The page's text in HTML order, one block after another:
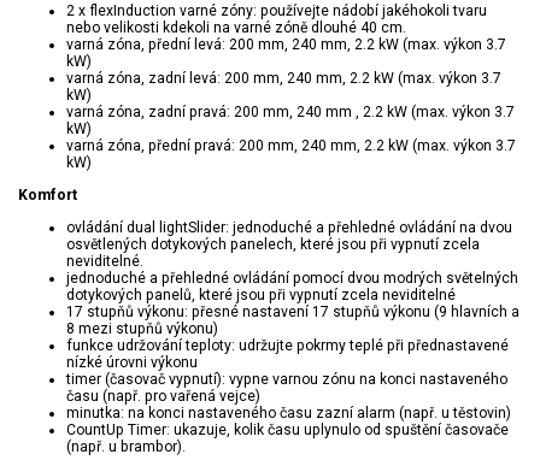
2 x flexInduction varné zóny: používejte nádobí jakéhokoli tvaru
nebo velikosti kdekoli na varné zóně dlouhé 40 cm.
varná zóna, přední levá: 200 mm, 240 mm, 2.2 kW (max. výkon 3.7
kW)
varná zóna, zadní levá: 200 mm, 240 mm, 2.2 kW (max. výkon 3.7
kW)
varná zóna, zadní pravá: 200 mm, 240 mm , 2.2 kW (max. výkon 3.7
kW)
varná zóna, přední pravá: 200 mm, 240 mm, 2.2 kW (max. výkon 3.7
kW)
Komfort
ovládání dual lightSlider: jednoduché a přehledné ovládání na dvou
osvětlených dotykových panelech, které jsou při vypnutí zcela
neviditelné.
jednoduché a přehledné ovládání pomocí dvou modrých světelných
dotykových panelů, které jsou při vypnutí zcela neviditelné
17 stupňů výkonu: přesné nastavení 17 stupňů výkonu (9 hlavních a
8 mezi stupňů výkonu)
funkce udržování teploty: udržujte pokrmy teplé při přednastavené
nízké úrovni výkonu
timer (časovač vypnutí): vypne varnou zónu na konci nastaveného
času (např. pro vařená vejce)
minutka: na konci nastaveného času zazní alarm (např. u těstovin)
CountUp Timer: ukazuje, kolik času uplynulo od spuštění časovače
(např. u brambor).